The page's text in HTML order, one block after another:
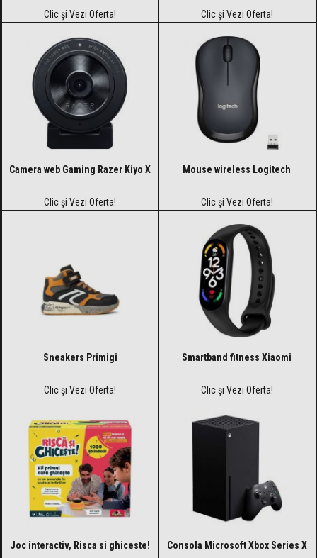
Clic și Vezi Oferta!
Clic și Vezi Oferta!
Camera web Gaming Razer Kiyo X
Clic și Vezi Oferta!
Mouse wireless Logitech
Clic și Vezi Oferta!
Sneakers Primigi
Clic și Vezi Oferta!
Smartband fitness Xiaomi
Clic și Vezi Oferta!
Joc interactiv, Risca si ghiceste! Consola Microsoft Xbox Series X